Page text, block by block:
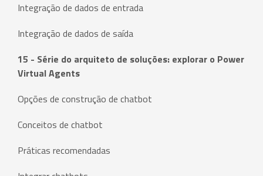
Integração de dados de entrada
Integração de dados de saída
15 - Série do arquiteto de soluções: explorar o Power
Virtual Agents
Opções de construção de chatbot
Conceitos de chatbot
Práticas recomendadas